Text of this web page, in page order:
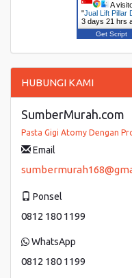
A
"Jual Lift Pillar
3 days 21 hrs
Get Script
HUBUNGI KAMI
SumberMurah.com
Pasta Gigi Atomy Dengan
Email
Ponsel
0812 180 1199
WhatsApp
0812 180 1199